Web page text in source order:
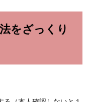
をざっくり